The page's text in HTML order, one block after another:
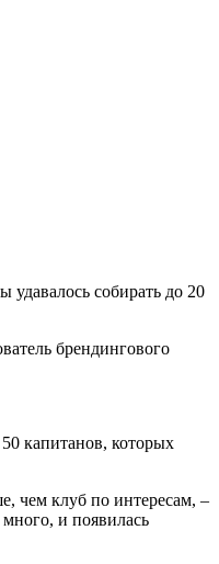
удавалось собирать до 20
брендингового
капитанов, которых
чем клуб по интересам, –
и появилась